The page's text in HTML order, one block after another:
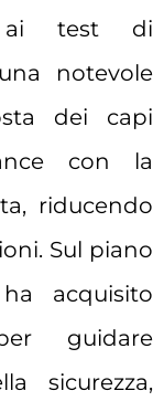
ai test di
notevole
dei capi
con la
riducendo
Sul piano
acquisito
guidare
sicurezza,